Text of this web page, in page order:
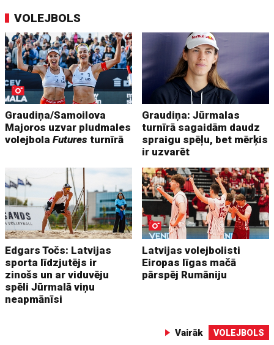
VOLEJBOLS
Graudiņa/Samoilova
Majoros uzvar pludmales
volejbolaFutures turnīrā
Graudiņa: Jūrmalas
turnīrā sagaidām daudz
spraigu spēļu, bet mērķis
ir uzvarēt
Edgars Točs: Latvijas
sporta līdzjutējs ir
zinošs un ar viduvēju
spēli Jūrmalā viņu
neapmānīsi
Latvijas volejbolisti
Eiropas līgas mačā
pārspēj Rumāniju
Vairāk VOLEJBOLS